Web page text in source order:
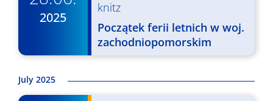
a
c
h
2025
knitz
Początek ferii letnich w woj.
zachodniopomorskim
July 2025